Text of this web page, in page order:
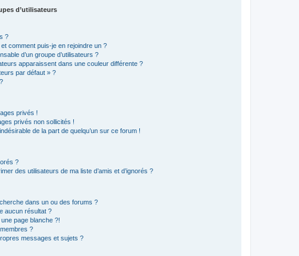
d’utilisateurs
?
comment puis-je en rejoindre un ?
d’un groupe d’utilisateurs ?
apparaissent dans une couleur différente ?
par défaut » ?
privés !
privés non sollicités !
de la part de quelqu’un sur ce forum !
?
des utilisateurs de ma liste d’amis et d’ignorés ?
dans un ou des forums ?
aucun résultat ?
page blanche ?!
?
messages et sujets ?